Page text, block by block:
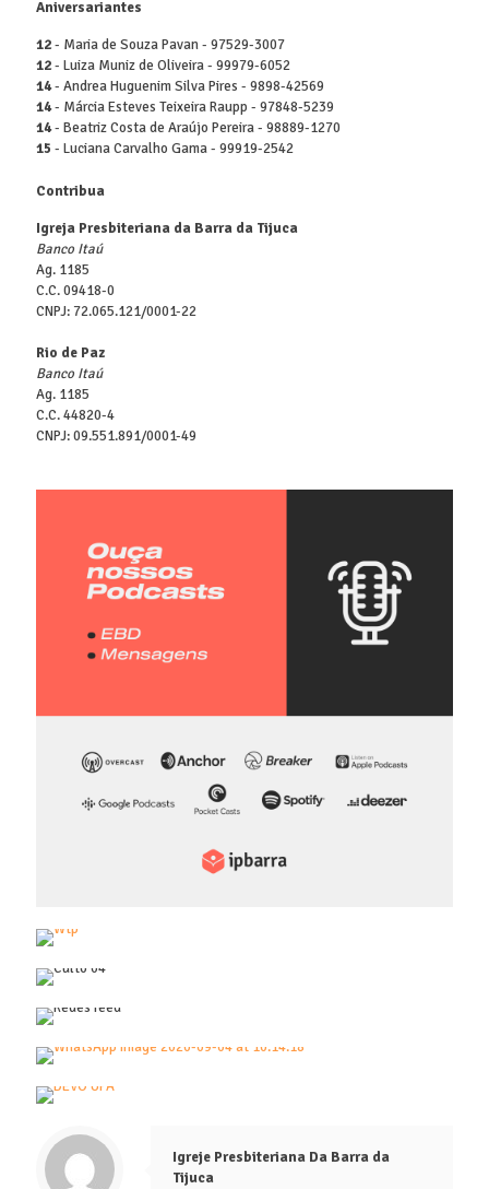
Aniversariantes
12- Maria de Souza Pavan - 97529-3007
12- Luiza Muniz de Oliveira - 99979-6052
14- Andrea Huguenim Silva Pires - 9898-42569
14- Márcia Esteves Teixeira Raupp - 97848-5239
14- Beatriz Costa de Araújo Pereira - 98889-1270
15 - Luciana Carvalho Gama - 99919-2542
Contribua
Igreja Presbiteriana da Barra da Tijuca
Banco Itaú
Ag. 1185
C.C. 09418-0
CNPJ: 72.065.121/0001-22
Rio de Paz
Banco Itaú
Ag. 1185
C.C. 44820-4
CNPJ: 09.551.891/0001-49
Igreje Presbiteriana Da Barra da
Tijuca